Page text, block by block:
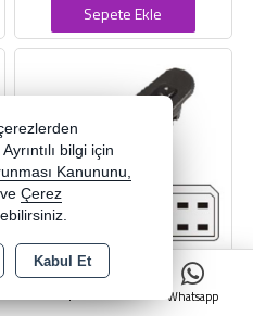
0
Whatsapp
Sepete Ekle
CAM ACMA ANAHTARI HYUNDAI
H100 SURUCU TARAF E.M
bilgi için
Kanununu,
ve Çerez
Kabul Et